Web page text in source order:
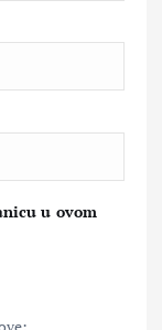
u ovom